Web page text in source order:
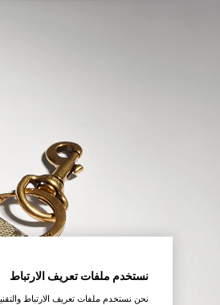
نستخدم ملفات تعريف الارتباط
نحن نستخدم ملفات تعريف الارتباط